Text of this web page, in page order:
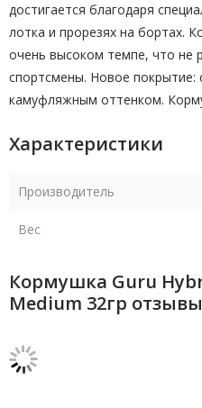
достигается благодаря
лотка и прорезях на бортах.
очень высоком темпе, что не
спортсмены. Новое покрытие:
камуфляжным оттенком.
Характеристики
Производитель
Вес
Кормушка Guru
Medium 32гр отзывы